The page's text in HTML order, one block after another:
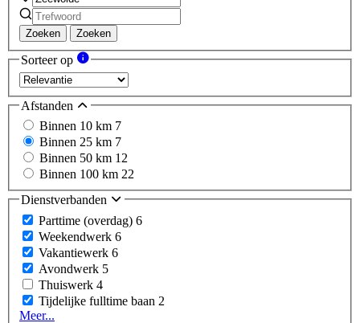
Zoeken Zoeken
Sorteer op
Afstanden
Binnen 10 km 7
Binnen 25 km 7
Binnen 50 km 12
Binnen 100 km 22
Dienstverbanden
Parttime (overdag) 6
Weekendwerk 6
Vakantiewerk 6
Avondwerk 5
Thuiswerk 4
Tijdelijke fulltime baan 2
Meer...